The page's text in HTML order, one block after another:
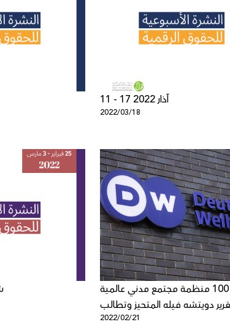
11 - 17 آذار 2022
2022/03/18
أكثر من 100 منظمة مجتمع مدني عالمية
دويتشه فيله المتحيز وتطالب
التشهير ضد مؤسسات المجتمع
2022/02/21